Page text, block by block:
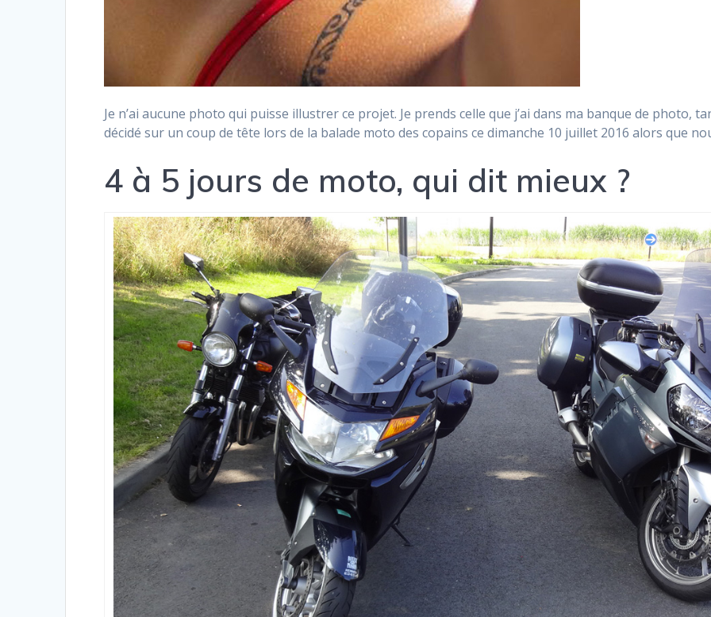
Je n’ai aucune photo qui puisse illustrer ce projet. Je prends celle que j’ai dans ma banque de photo,
décidé sur un coup de tête lors de la balade moto des copains ce dimanche 10 juillet 2016 alors que
4 à 5 jours de moto, qui dit mieux ?